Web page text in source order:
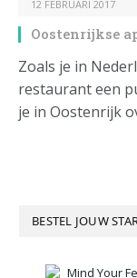
12 FEBRUARI 2017
Oostenrijkse
Zoals je in
restaurant een
je in Oostenrijk
BESTEL JOUW